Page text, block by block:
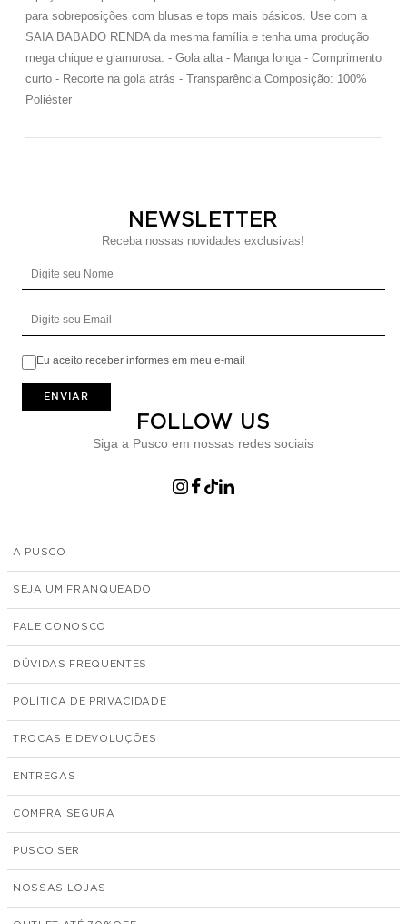
para sobreposições com blusas e tops mais básicos. Use com a
SAIA BABADO RENDA da mesma família e tenha uma produção
mega chique e glamurosa. - Gola alta - Manga longa - Comprimento
curto - Recorte na gola atrás - Transparência Composição: 100%
Poliéster
NEWSLETTER
Receba nossas novidades exclusivas!
Eu aceito receber informes em meu e-mail
ENVIAR
FOLLOW US
Siga a Pusco em nossas redes sociais
A PUSCO
SEJA UM FRANQUEADO
FALE CONOSCO
DÚVIDAS FREQUENTES
POLÍTICA DE PRIVACIDADE
TROCAS E DEVOLUÇÕES
ENTREGAS
COMPRA SEGURA
PUSCO SER
NOSSAS LOJAS